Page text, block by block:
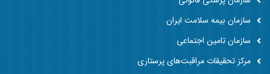
سازمان بیمه سلامت ایران
سازمان تامین اجتماعی
مرکز تحقیقات مراقبت‌های پرستاری